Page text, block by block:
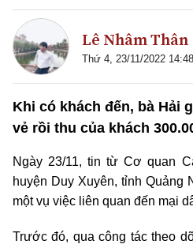
Lê Nhâm Thân
Thứ 4, 23/11/2022
Khi có khách đến, bà Hải
vẻ rồi thu của khách
Ngày 23/11, tin từ Cơ quan
huyện Duy Xuyên, tỉnh Quảng
một vụ việc liên quan đến mại
Trước đó, qua công tác theo